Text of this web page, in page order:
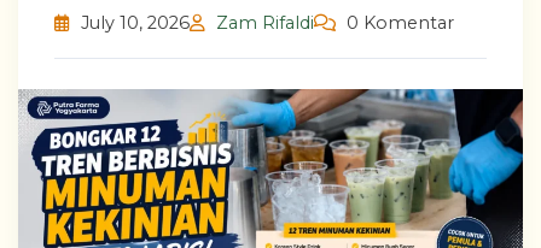
July 10, 2026 Zam Rifaldi 0 Komentar